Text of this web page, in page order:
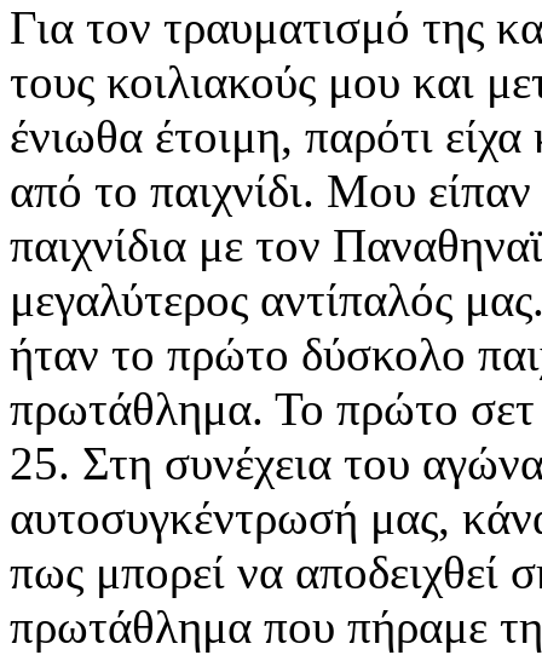
Για τον τραυματισμό της
τους κοιλιακούς μου και
ένιωθα έτοιμη, παρότι
από το παιχνίδι. Μου
παιχνίδια με τον
μεγαλύτερος αντίπαλός
ήταν το πρώτο δύσκολο
πρωτάθλημα. Το πρώτο σετ
25. Στη συνέχεια του
αυτοσυγκέντρωσή μας,
πως μπορεί να αποδειχθεί
πρωτάθλημα που πήραμε